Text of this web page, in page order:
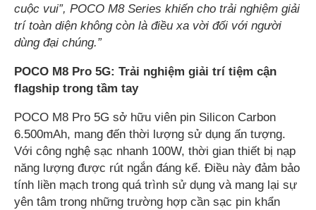
cuộc vui”, POCO M8 Series khiến cho trải nghiệm giải
trí toàn diện không còn là điều xa vời đối với người
dùng đại chúng.”
POCO M8 Pro 5G: Trải nghiệm giải trí tiệm cận
flagship trong tầm tay
POCO M8 Pro 5G sở hữu viên pin Silicon Carbon
6.500mAh, mang đến thời lượng sử dụng ấn tượng.
Với công nghệ sạc nhanh 100W, thời gian thiết bị nạp
năng lượng được rút ngắn đáng kể. Điều này đảm bảo
tính liền mạch trong quá trình sử dụng và mang lại sự
yên tâm trong những trường hợp cần sạc pin khẩn